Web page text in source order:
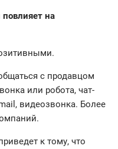
на
с продавцом
или робота, чат-
видеозвонка. Более
к тому, что